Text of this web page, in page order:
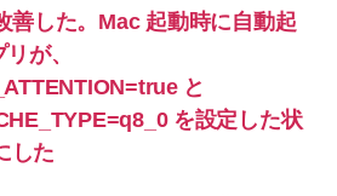
善した。Mac 起動時に自動起
が、
と
を設定した状
した